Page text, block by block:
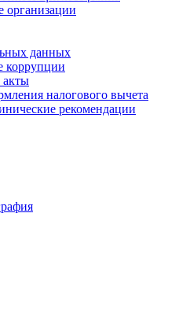
данных
коррупции
акты
налогового вычета
рекомендации